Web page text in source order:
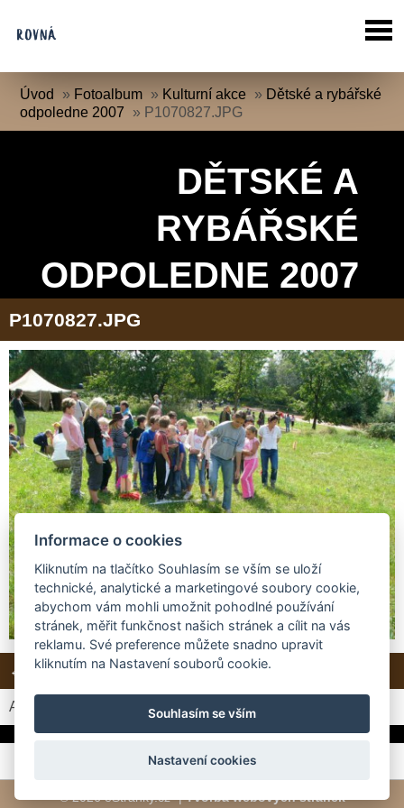
Úvod » Fotoalbum » Kulturní akce » Dětské a rybářské
odpoledne 2007
» P1070827.JPG
DĚTSKÉ A
RYBÁŘSKÉ
ODPOLEDNE 2007
P1070827.JPG
← Předchozí Další → Zpět do složky
Automatické procházení: 3 | 4| |
© 2026 eStránky.cz | Tvorba webových stránek
Informace o cookies
Kliknutím na tlačítko Souhlasím se vším se uloží
technické, analytické a marketingové soubory cookie,
abychom vám mohli umožnit pohodlné používání
stránek, měřit funkčnost našich stránek a cílit na vás
reklamu. Své preference můžete snadno upravit
kliknutím na Nastavení souborů cookie.
Souhlasím se vším
Nastavení cookies